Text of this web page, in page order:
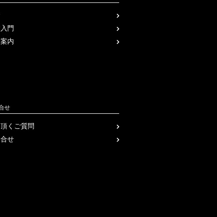
門
内
せ
くご質問
せ